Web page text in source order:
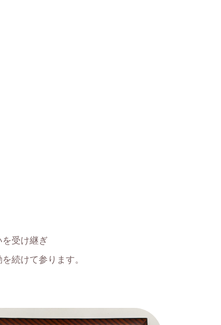
受け継ぎ
続けて参ります。